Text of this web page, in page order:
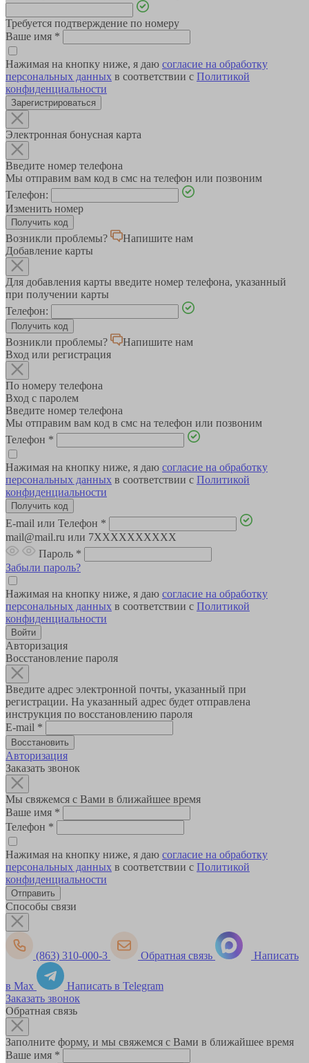
Требуется подтверждение по номеру
Ваше имя *
Нажимая на кнопку ниже, я даю согласие на обработку
персональных данных в соответствии с Политикой
конфиденциальности
Зарегистрироваться
Электронная бонусная карта
Введите номер телефона
Мы отправим вам код в смс на телефон или позвоним
Телефон:
Изменить номер
Возникли проблемы?
Напишите нам
Добавление карты
Для добавления карты введите номер телефона, указанный
при получении карты
Телефон:
Возникли проблемы?
Напишите нам
Вход или регистрация
По номеру телефона
Вход с паролем
Введите номер телефона
Мы отправим вам код в смс на телефон или позвоним
Телефон *
Нажимая на кнопку ниже, я даю согласие на обработку
персональных данных в соответствии с Политикой
конфиденциальности
E-mail или Телефон *
mail@mail.ru или 7XXXXXXXXXX
Пароль *
Забыли пароль?
Нажимая на кнопку ниже, я даю согласие на обработку
персональных данных в соответствии с Политикой
конфиденциальности
Авторизация
Восстановление пароля
Введите адрес электронной почты, указанный при
регистрации. На указанный адрес будет отправлена
инструкция по восстановлению пароля
E-mail *
Авторизация
Заказать звонок
Мы свяжемся с Вами в ближайшее время
Ваше имя *
Телефон *
Нажимая на кнопку ниже, я даю согласие на обработку
персональных данных в соответствии с Политикой
конфиденциальности
Способы связи
(863) 310-000-3 Обратная связь Написать
в Max
Написать в Telegram
Заказать звонок
Обратная связь
Заполните форму, и мы свяжемся с Вами в ближайшее время
Ваше имя *